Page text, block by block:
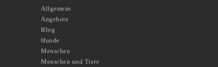
Allgemein
Angebote
Blog
Hunde
Menschen
Menschen und Tiere